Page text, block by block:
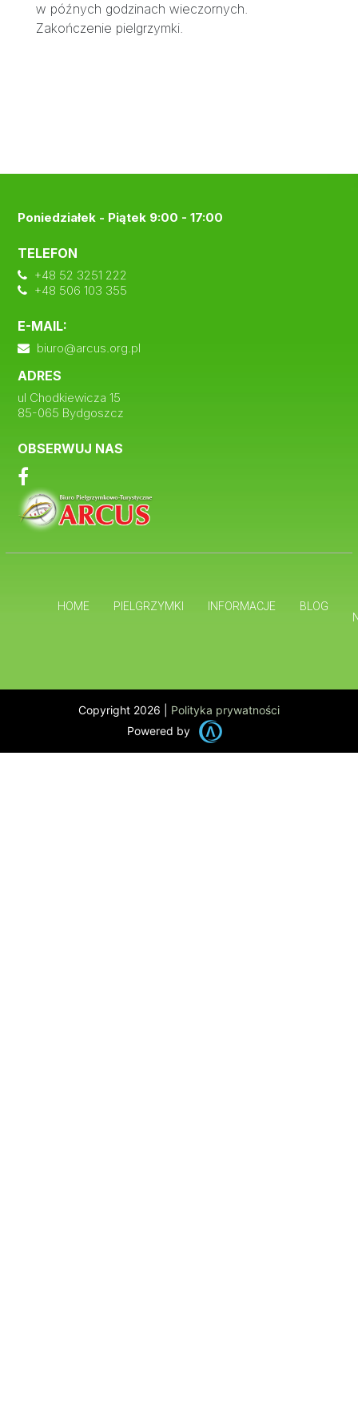
w późnych godzinach wieczornych.
Zakończenie pielgrzymki.
Poniedziałek - Piątek 9:00 - 17:00
TELEFON
+48 52 3251 222
+48 506 103 355
E-MAIL:
biuro@arcus.org.pl
ADRES
ul Chodkiewicza 15
85-065 Bydgoszcz
OBSERWUJ NAS
HOME PIELGRZYMKI INFORMACJE
BLOG
Copyright 2026 | Polityka prywatności
Powered by